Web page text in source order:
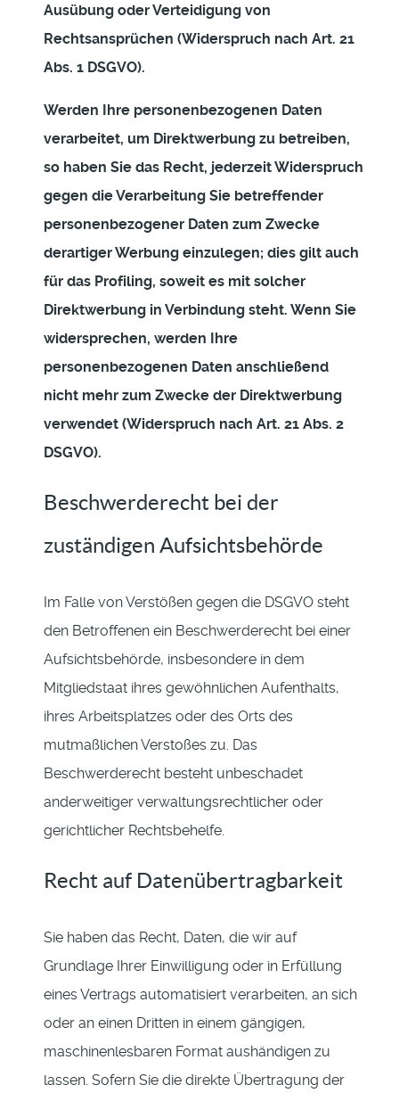
Ausübung oder Verteidigung von
Rechtsansprüchen (Widerspruch nach Art. 21
Abs. 1 DSGVO).
Werden Ihre personenbezogenen Daten
verarbeitet, um Direktwerbung zu betreiben,
so haben Sie das Recht, jederzeit Widerspruch
gegen die Verarbeitung Sie betreffender
personenbezogener Daten zum Zwecke
derartiger Werbung einzulegen; dies gilt auch
für das Profiling, soweit es mit solcher
Direktwerbung in Verbindung steht. Wenn Sie
widersprechen, werden Ihre
personenbezogenen Daten anschließend
nicht mehr zum Zwecke der Direktwerbung
verwendet (Widerspruch nach Art. 21 Abs. 2
DSGVO).
Beschwerderecht bei der
zuständigen Aufsichtsbehörde
Im Falle von Verstößen gegen die DSGVO steht
den Betroffenen ein Beschwerderecht bei einer
Aufsichtsbehörde, insbesondere in dem
Mitgliedstaat ihres gewöhnlichen Aufenthalts,
ihres Arbeitsplatzes oder des Orts des
mutmaßlichen Verstoßes zu. Das
Beschwerderecht besteht unbeschadet
anderweitiger verwaltungsrechtlicher oder
gerichtlicher Rechtsbehelfe.
Recht auf Datenübertragbarkeit
Sie haben das Recht, Daten, die wir auf
Grundlage Ihrer Einwilligung oder in Erfüllung
eines Vertrags automatisiert verarbeiten, an sich
oder an einen Dritten in einem gängigen,
maschinenlesbaren Format aushändigen zu
lassen. Sofern Sie die direkte Übertragung der